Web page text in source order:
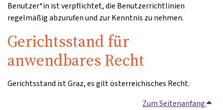
Benutzer*in ist verpflichtet, die Benutzerrichtlinien
regelmäßig abzurufen und zur Kenntnis zu nehmen.
Gerichtsstand für
anwendbares Recht
Gerichtsstand ist Graz, es gilt österreichisches Recht.
Zum Seitenanfang